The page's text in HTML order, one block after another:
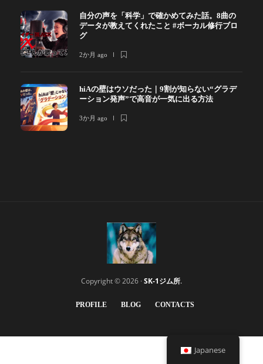
自分の声を「科学」で確かめてみた話。8曲の
データが教えてくれたこと #ボーカル修行ブロ
グ
2か月 ago
hiAの壁はウソだった｜9割が知らない“グラデ
ーション発声”で高音が一気に出る方法
3か月 ago
Copyright © 2026 ·SK-1ジム所.
PROFILE BLOG CONTACTS
Japanese